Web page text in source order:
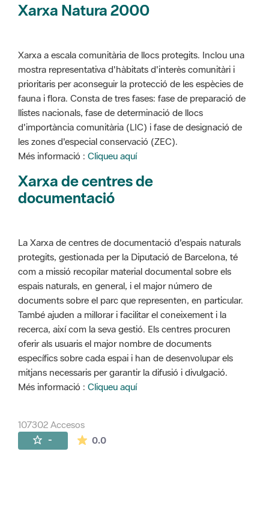
Xarxa Natura 2000
Xarxa a escala comunitària de llocs protegits. Inclou una
mostra representativa d'hàbitats d'interès comunitàri i
prioritaris per aconseguir la protecció de les espècies de
fauna i flora. Consta de tres fases: fase de preparació de
llistes nacionals, fase de determinació de llocs
d'importància comunitària (LIC) i fase de designació de
les zones d'especial conservació (ZEC).
Més informació : Cliqueu aquí
Xarxa de centres de
documentació
La Xarxa de centres de documentació d'espais naturals
protegits, gestionada per la Diputació de Barcelona, té
com a missió recopilar material documental sobre els
espais naturals, en general, i el major número de
documents sobre el parc que representen, en particular.
També ajuden a millorar i facilitar el coneixement i la
recerca, així com la seva gestió. Els centres procuren
oferir als usuaris el major nombre de documents
específics sobre cada espai i han de desenvolupar els
mitjans necessaris per garantir la difusió i divulgació.
Més informació : Cliqueu aquí
107302 Accesos
- 0.0La valoración media es de 0 estrellas de